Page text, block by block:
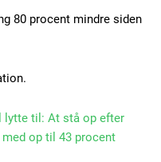
80 procent mindre siden
lytte til: At stå op efter
op til 43 procent